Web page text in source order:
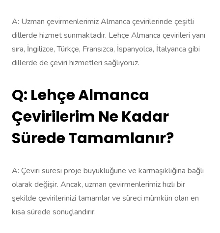
A: Uzman çevirmenlerimiz Almanca çevirilerinde çeşitli
dillerde hizmet sunmaktadır. Lehçe Almanca çevirileri yanı
sıra, İngilizce, Türkçe, Fransızca, İspanyolca, İtalyanca gibi
dillerde de çeviri hizmetleri sağlıyoruz.
Q: Lehçe Almanca
Çevirilerim Ne Kadar
Sürede Tamamlanır?
A: Çeviri süresi proje büyüklüğüne ve karmaşıklığına bağlı
olarak değişir. Ancak, uzman çevirmenlerimiz hızlı bir
şekilde çevirilerinizi tamamlar ve süreci mümkün olan en
kısa sürede sonuçlandırır.